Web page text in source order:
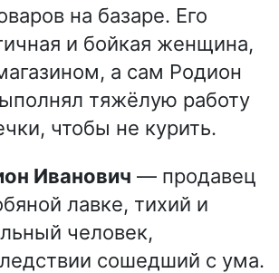
на базаре. Его
и бойкая женщина,
а сам Родион
тяжёлую работу
чтобы не курить.
Иванович — продавец
лавке, тихий и
человек,
сошедший с ума.